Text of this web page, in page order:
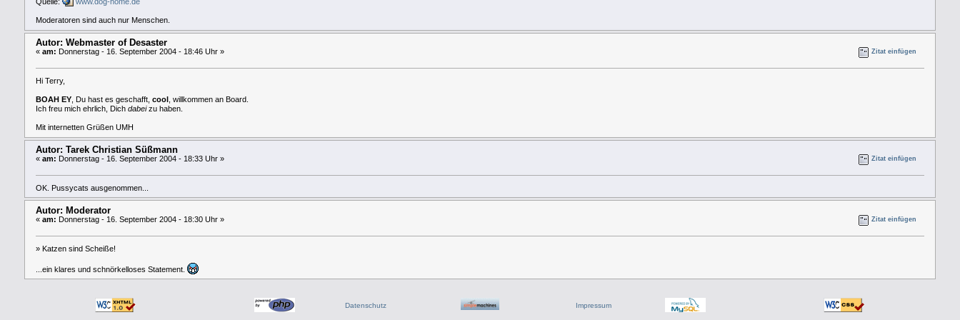
Quelle: www.dog-home.de
Moderatoren sind auch nur Menschen.
Autor: Webmaster of Desaster
«am: Donnerstag - 16. September 2004 - 18:46 Uhr » Zitat einfügen
Hi Terry,
BOAH EY , Du hast es geschafft,cool
, willkommen an Board.
Ich freu mich ehrlich, Dichdabeizu haben.
Mit internetten Grüßen UMH
Autor: Tarek Christian Süßmann
«am: Donnerstag - 16. September 2004 - 18:33 Uhr » Zitat einfügen
OK. Pussycats ausgenommen...
Autor: Moderator
«am: Donnerstag - 16. September 2004 - 18:30 Uhr » Zitat einfügen
» Katzen sind Scheiße!
...ein klares und schnörkelloses Statement.
Datenschutz Impressum